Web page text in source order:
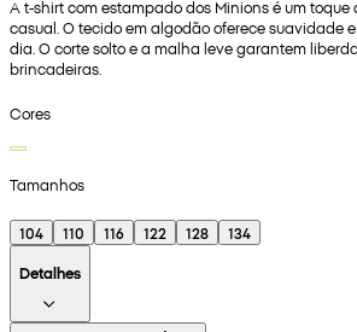
A t-shirt com estampado dos Minions é um
casual. O tecido em algodão oferece suavidade
dia. O corte solto e a malha leve garantem
brincadeiras.
Cores
Tamanhos
104 110 116 122 128
134
Detalhes